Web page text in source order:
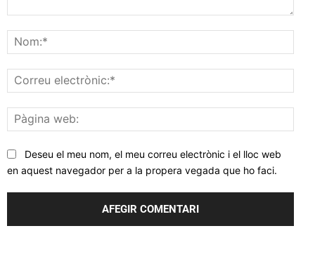
web:
Deseu el meu nom, el meu correu electrònic i el lloc web
en aquest navegador per a la propera vegada que ho faci.